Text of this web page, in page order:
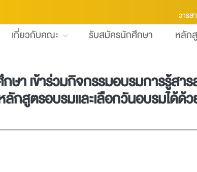
วารส
เกี่ยวกับคณะ รับสมัครนักศึกษา หลัก
า เข้าร่วมกิจกรรมอบรมการรู้สา
ลักสูตรอบรมและเลือกวันอบรมได้ด้